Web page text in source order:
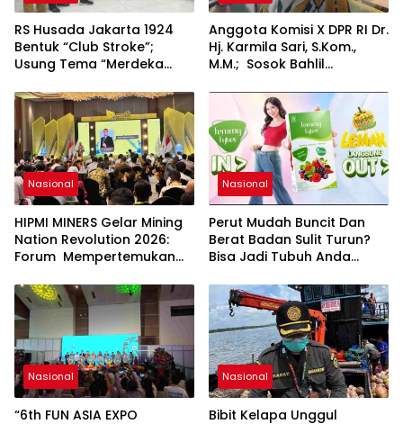
RS Husada Jakarta 1924
Bentuk “Club Stroke”;
Usung Tema “Merdeka
Bermakna”
Anggota Komisi X DPR RI Dr.
Hj. Karmila Sari, S.Kom.,
M.M.; Sosok Bahlil
Sumber Inspirasi bagi
Generasi Muda, Pelaku
Usaha, Pemerintah,
maupun Pemangku
Kepentingan lainnya untuk
bersama-sama
Memberikan Kontribusi
bagi Pembangunan
Nasional.
Nasional
HIPMI MINERS Gelar Mining
Nation Revolution 2026:
Forum Mempertemukan
Investor, Akademisi, dan
Pengusaha dalam
Mendukung Percepatan
Hilirisasi Nasional.
Nasional
Perut Mudah Buncit Dan
Berat Badan Sulit Turun?
Bisa Jadi Tubuh Anda
Nasional
“6th FUN ASIA EXPO
Nasional
Bibit Kelapa Unggul